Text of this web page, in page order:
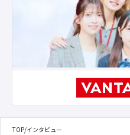
TOP/インタビュー